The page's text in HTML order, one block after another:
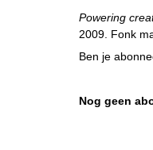
Powering
2009. Fonk
Ben je
Nog geen